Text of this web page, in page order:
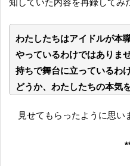
知していた内容を再録してみ
わたしたちはアイドルが本
やっているわけではありま
持ちで舞台に立っているわ
どうか、わたしたちの本気
見せてもらったように思